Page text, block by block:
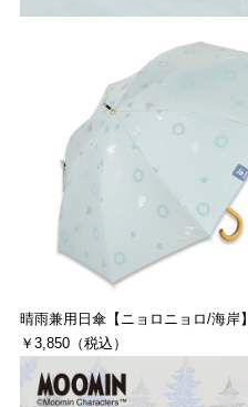
晴雨兼用日傘【ニョロニョロ/海岸】
￥3,850（税込）